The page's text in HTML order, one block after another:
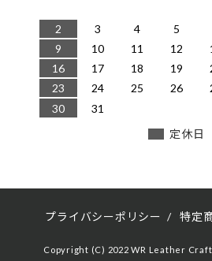
2
3 4 5
9
10 11 12
16
17 18 19
23
24 25 26
30
31
定休日
プライバシーポリシー / 特定
Copyright (C) 2022 WR Leather